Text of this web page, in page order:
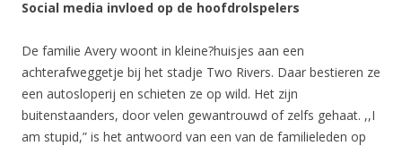
Social media invloed op de hoofdrolspelers
De familie Avery woont in kleine?huisjes aan een
achterafweggetje bij het stadje Two Rivers. Daar bestieren ze
een autosloperij en schieten ze op wild. Het zijn
buitenstaanders, door velen gewantrouwd of zelfs gehaat. ,,I
am stupid,” is het antwoord van een van de familieleden op